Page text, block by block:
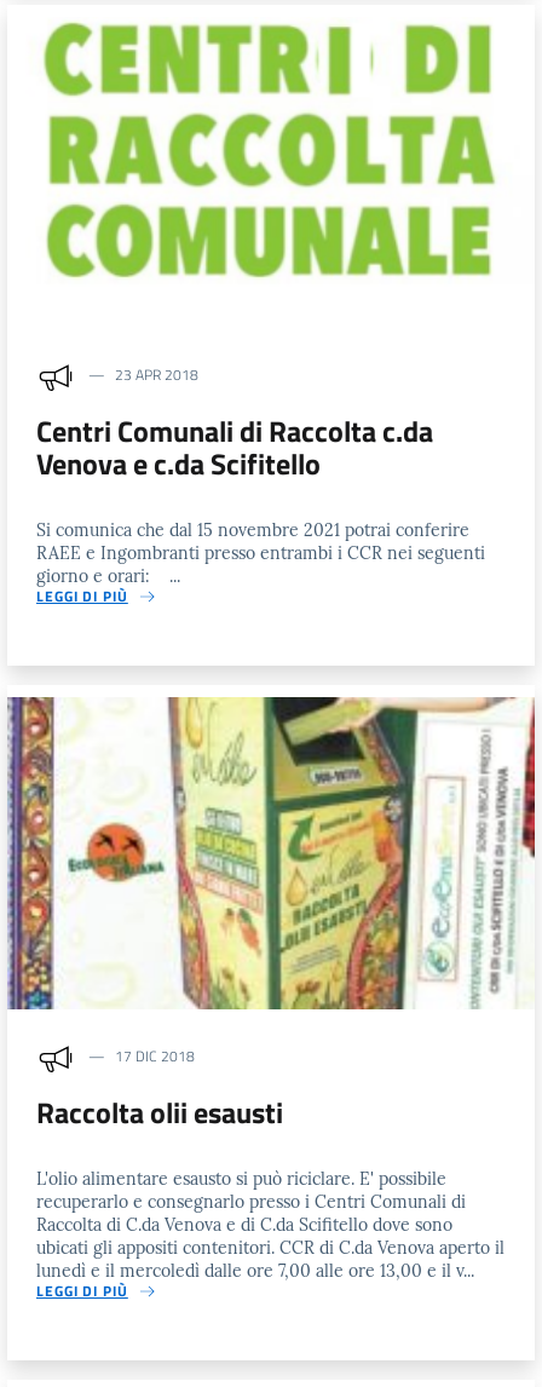
23 APR 2018
Centri Comunali di Raccolta c.da
Venova e c.da Scifitello
Si comunica che dal 15 novembre 2021 potrai conferire
RAEE e Ingombranti presso entrambi i CCR nei seguenti
giorno e orari: ...
LEGGI DI PIÙ
17 DIC 2018
Raccolta olii esausti
L'olio alimentare esausto si può riciclare. E' possibile
recuperarlo e consegnarlo presso i Centri Comunali di
Raccolta di C.da Venova e di C.da Scifitello dove sono
ubicati gli appositi contenitori. CCR di C.da Venova aperto il
lunedì e il mercoledì dalle ore 7,00 alle ore 13,00 e il v...
LEGGI DI PIÙ